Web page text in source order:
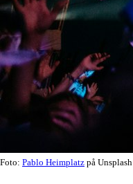
Foto: Pablo Heimplatz på Unsplash